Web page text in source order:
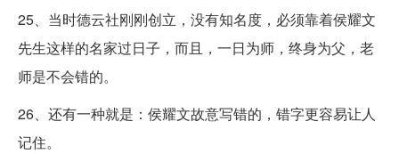
25、当时德云社刚刚创立，没有知名度，必须靠着侯耀文
先生这样的名家过日子，而且，一日为师，终身为父，老
师是不会错的。
26、还有一种就是：侯耀文故意写错的，错字更容易让人
记住。